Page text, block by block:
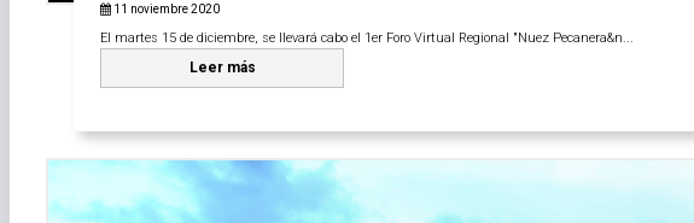
11 noviembre 2020
El martes 15 de diciembre, se llevará cabo el 1er Foro Virtual Regional "Nuez Pecanera&n...
Leer más